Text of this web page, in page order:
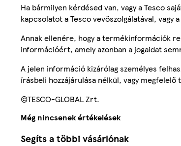
Ha bármilyen kérdésed van, vagy a Tesco
kapcsolatot a Tesco vevőszolgálatával,
Annak ellenére, hogy a termékinformációk
információért, amely azonban a jogaidat
A jelen információ kizárólag személyes
írásbeli hozzájárulása nélkül, vagy
©TESCO-GLOBAL Zrt.
Még nincsenek értékelések
Segíts a többi vásárlónak